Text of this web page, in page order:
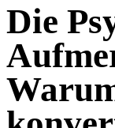
Die